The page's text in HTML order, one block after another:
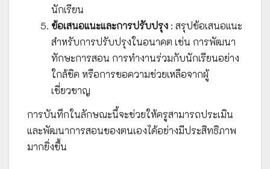
นักเรียน
ข้อเสนอแนะและการปรับปรุง : สรุปข้อเสนอแนะ
สำหรับการปรับปรุงในอนาคต เช่น การพัฒนา
ทักษะการสอน การทำงานร่วมกับนักเรียนอย่าง
ใกล้ชิด หรือการขอความช่วยเหลือจากผู้
เชี่ยวชาญ
การบันทึกในลักษณะนี้จะช่วยให้ครูสามารถประเมิน
และพัฒนาการสอนของตนเองได้อย่างมีประสิทธิภาพ
มากยิ่งขึ้น